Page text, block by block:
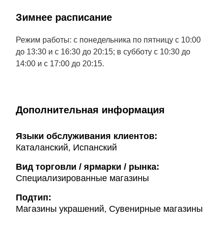
Зимнее расписание
Режим работы: с понедельника по пятницу с 10:00
до 13:30 и с 16:30 до 20:15; в субботу с 10:30 до
14:00 и с 17:00 до 20:15.
Дополнительная информация
Языки обслуживания клиентов:
Каталанский, Испанский
Вид торговли / ярмарки / рынка:
Специализированные магазины
Подтип:
Магазины украшений, Сувенирные магазины